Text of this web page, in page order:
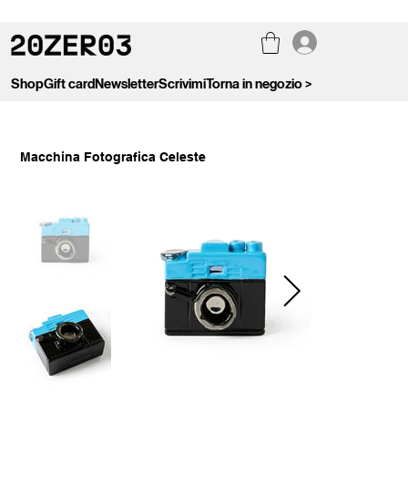
ShopGift cardNewsletterScrivimiTorna in negozio >
Macchina Fotografica Celeste